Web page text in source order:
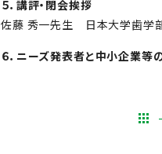
５．講評・閉会挨拶
佐藤 秀一先生 日本大学歯学
６．ニーズ発表者と中小企業等